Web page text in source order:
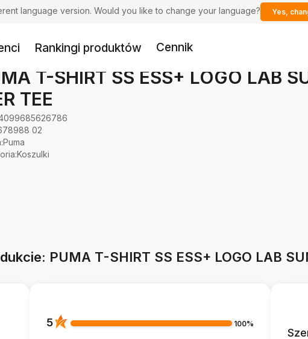
language version. Would you like to change your language? Yes,
Rankingi produktów Cennik
T-SHIRT SS ESS+ LOGO LAB
TEE
02
:Puma
:Koszulki
PUMA T-SHIRT SS ESS+ LOGO LAB
5 100%